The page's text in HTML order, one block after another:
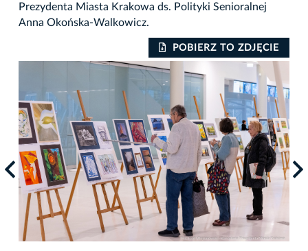
Prezydenta Miasta Krakowa ds. Polityki Senioralnej
Anna Okońska-Walkowicz.
POBIERZ TO ZDJĘCIE